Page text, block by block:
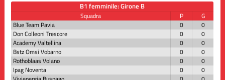
B1 femminile: Girone B
Squadra P
G
Blue Team Pavia
0
0
Don Colleoni Trescore
0
0
Academy Valtellina
0
0
Bstz Omsi Vobarno
0
0
Rothoblaas Volano
0
0
Ipag Noventa
0
0